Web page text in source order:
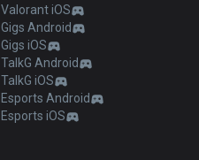
Valorant iOS
Gigs Android
Gigs iOS
TalkG Android
TalkG iOS
Esports Android
Esports iOS